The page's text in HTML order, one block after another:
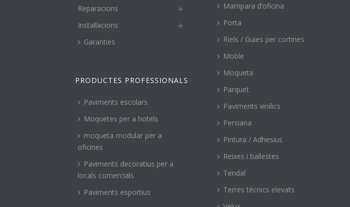
Reparacions
Instal·lacions
Garanties
PRODUCTES PROFESSIONALS
Paviments escolars
Moquetes per a hotels
moqueta modular per a
oficines
Paviments decoratius per a
locals comercials
Paviments esportius
Mampara d’oficina
Porta
Riels / Guies per cortines
Moble
Moqueta
Parquet
Paviments vinílics
Persiana
Pintura / Adhesius
Reixes i ballestes
Tendal
Terres tècnics elevats